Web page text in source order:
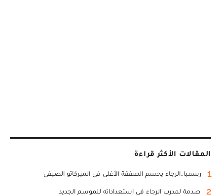
المقالات الأكثر قراءة
1 رسميا..الرجاء يحسم الصفقة الأغلى في الميركاتو الصيفي
2 صدمة لمدرب الرجاء في استعداداته للموسم الجديد